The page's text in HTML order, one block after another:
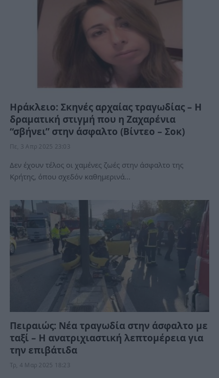
Ηράκλειο: Σκηνές αρχαίας τραγωδίας – Η
δραματική στιγμή που η Ζαχαρένια
“σβήνει” στην άσφαλτο (Βίντεο – Σοκ)
Πε, 3 Απρ 2025 23:03
Δεν έχουν τέλος οι χαμένες ζωές στην άσφαλτο της
Κρήτης, όπου σχεδόν καθημερινά…
Πειραιώς: Νέα τραγωδία στην άσφαλτο με
ταξί – Η ανατριχιαστική λεπτομέρεια για
την επιβάτιδα
Τρ, 4 Μαρ 2025 18:23